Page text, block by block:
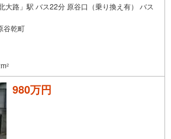
大路」駅 バス22分 原谷口（乗り換え有） バス
谷乾町
2
980万円